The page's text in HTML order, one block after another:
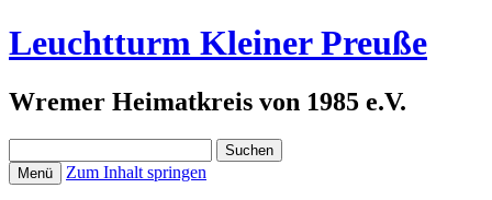
Leuchtturm Kleiner Preuße
Wremer Heimatkreis von 1985 e.V.
nach:
Menü Zum Inhalt springen